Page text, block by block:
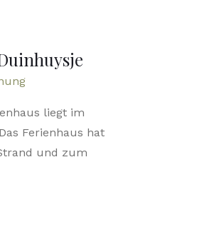
liegt im
Ferienhaus hat
und zum